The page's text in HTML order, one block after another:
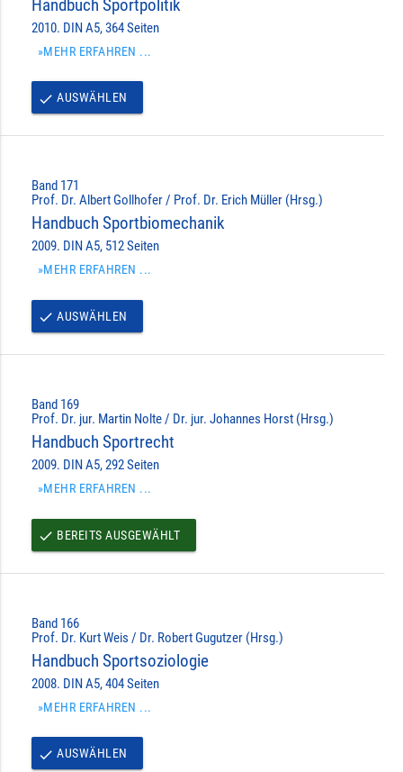
Handbuch Sportpolitik
2010. DIN A5, 364 Seiten
»MEHR ERFAHREN ...
done AUSWÄHLEN
Band 171
Prof. Dr. Albert Gollhofer / Prof. Dr. Erich Müller (Hrsg.)
Handbuch Sportbiomechanik
2009. DIN A5, 512 Seiten
»MEHR ERFAHREN ...
done AUSWÄHLEN
Band 169
Prof. Dr. jur. Martin Nolte / Dr. jur. Johannes Horst (Hrsg.)
Handbuch Sportrecht
2009. DIN A5, 292 Seiten
»MEHR ERFAHREN ...
done BEREITS AUSGEWÄHLT
Band 166
Prof. Dr. Kurt Weis / Dr. Robert Gugutzer (Hrsg.)
Handbuch Sportsoziologie
2008. DIN A5, 404 Seiten
»MEHR ERFAHREN ...
done AUSWÄHLEN